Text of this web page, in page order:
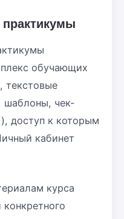
обучающих
текстовые
шаблоны, чек-
доступ к которым
кабинет
курса